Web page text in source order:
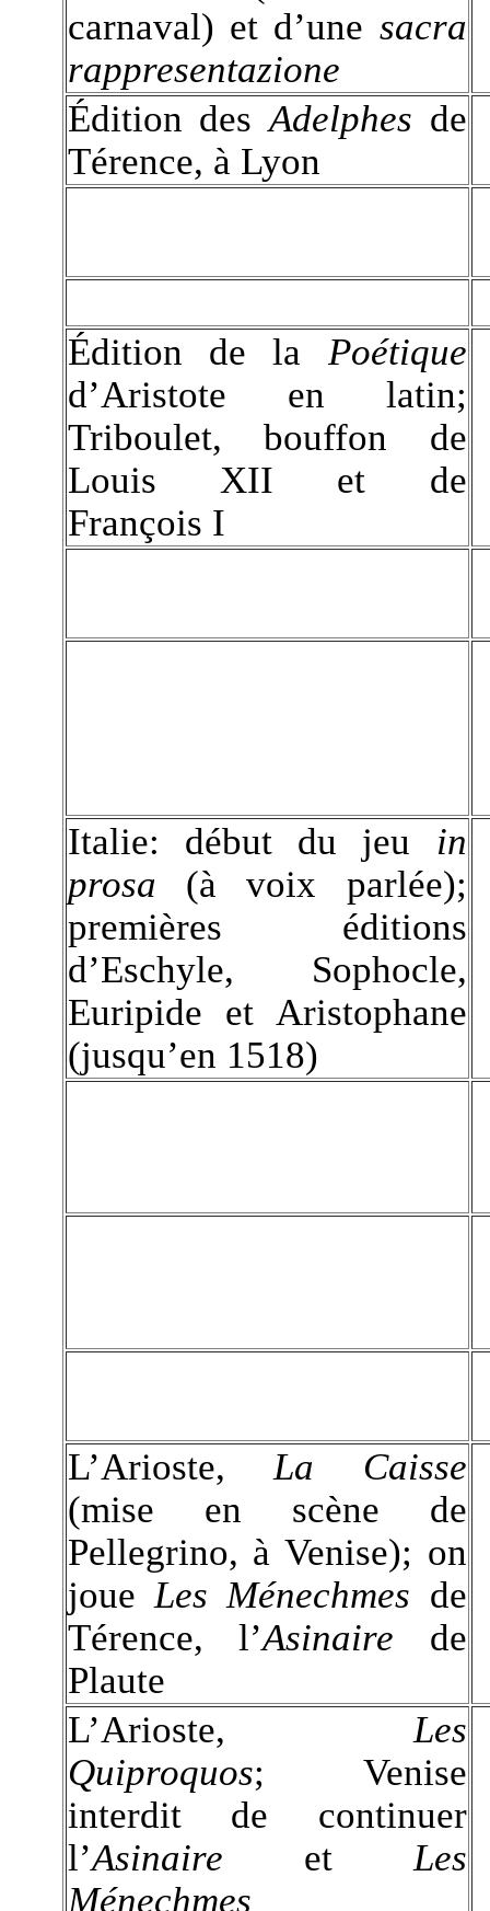
carnaval) et d’une sacra
rappresentazione
Édition desAdelphes de
Térence, à Lyon
Édition de la Poétique
d’Aristote en latin;
Triboulet, bouffon de
Louis XII et de
François I
Italie: début du jeu in
prosa (à voix parlée);
premières éditions
d’Eschyle, Sophocle,
Euripide et Aristophane
(jusqu’en 1518)
L’Arioste, La Caisse
(mise en scène de
Pellegrino, à Venise); on
joue Les Ménechmes de
Térence, l’Asinaire de
Plaute
L’Arioste, Les
Quiproquos; Venise
interdit de continuer
l’Asinaire et Les
Ménechmes